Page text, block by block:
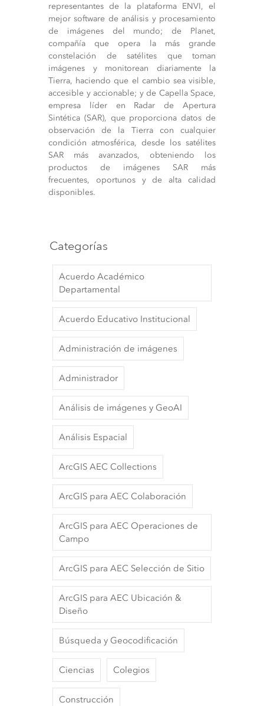
representantes de la plataforma ENVI, el
mejor software de análisis y procesamiento
de imágenes del mundo; de Planet,
compañía que opera la más grande
constelación de satélites que toman
imágenes y monitorean diariamente la
Tierra, haciendo que el cambio sea visible,
accesible y accionable; y de Capella Space,
empresa líder en Radar de Apertura
Sintética (SAR), que proporciona datos de
observación de la Tierra con cualquier
condición atmosférica, desde los satélites
SAR más avanzados, obteniendo los
productos de imágenes SAR más
frecuentes, oportunos y de alta calidad
disponibles.
Categorías
Acuerdo Académico
Departamental
Acuerdo Educativo Institucional
Administración de imágenes
Administrador
Análisis de imágenes y GeoAI
Análisis Espacial
ArcGIS AEC Collections
ArcGIS para AEC Colaboración
ArcGIS para AEC Operaciones de
Campo
ArcGIS para AEC Selección de Sitio
ArcGIS para AEC Ubicación &
Diseño
Búsqueda y Geocodificación
Ciencias Colegios
Construcción